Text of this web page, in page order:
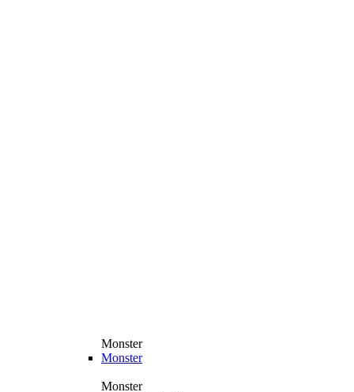
Monster
Monster
Monster